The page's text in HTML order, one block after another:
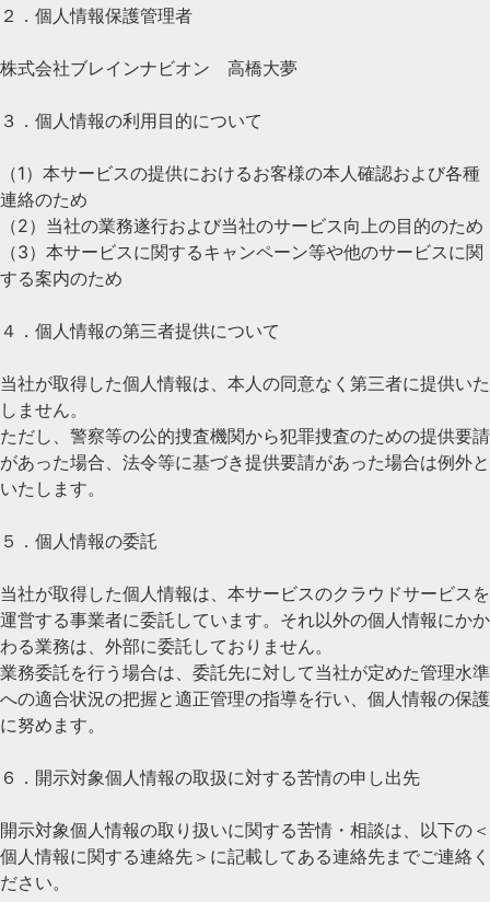
２．個人情報保護管理者
株式会社ブレインナビオン 高橋大夢
３．個人情報の利用目的について
（1）本サービスの提供におけるお客様の本人確認および各種
連絡のため
（2）当社の業務遂行および当社のサービス向上の目的のため
（3）本サービスに関するキャンペーン等や他のサービスに関
する案内のため
４．個人情報の第三者提供について
当社が取得した個人情報は、本人の同意なく第三者に提供いた
しません。
ただし、警察等の公的捜査機関から犯罪捜査のための提供要請
があった場合、法令等に基づき提供要請があった場合は例外と
いたします。
５．個人情報の委託
当社が取得した個人情報は、本サービスのクラウドサービスを
運営する事業者に委託しています。それ以外の個人情報にかか
わる業務は、外部に委託しておりません。
業務委託を行う場合は、委託先に対して当社が定めた管理水準
への適合状況の把握と適正管理の指導を行い、個人情報の保護
に努めます。
６．開示対象個人情報の取扱に対する苦情の申し出先
開示対象個人情報の取り扱いに関する苦情・相談は、以下の＜
個人情報に関する連絡先＞に記載してある連絡先までご連絡く
ださい。